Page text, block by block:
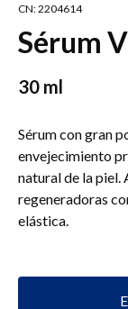
CN: 2204614
Sérum
30 ml
Sérum con gran
envejecimiento
natural de la piel.
regeneradoras
elástica.